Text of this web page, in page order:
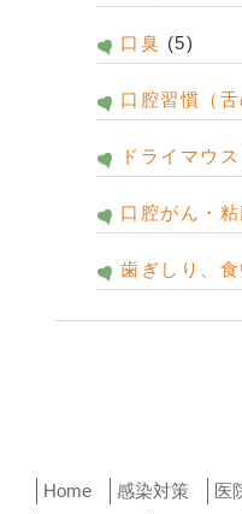
口臭 (5)
口腔習慣（舌
ドライマウス
口腔がん・粘
歯ぎしり、食
Home 感染対策 医